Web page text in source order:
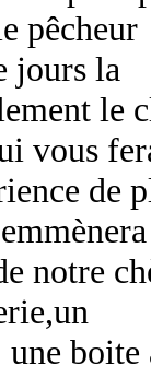
pêcheur
jours la
le
vous
de
notre
une boite